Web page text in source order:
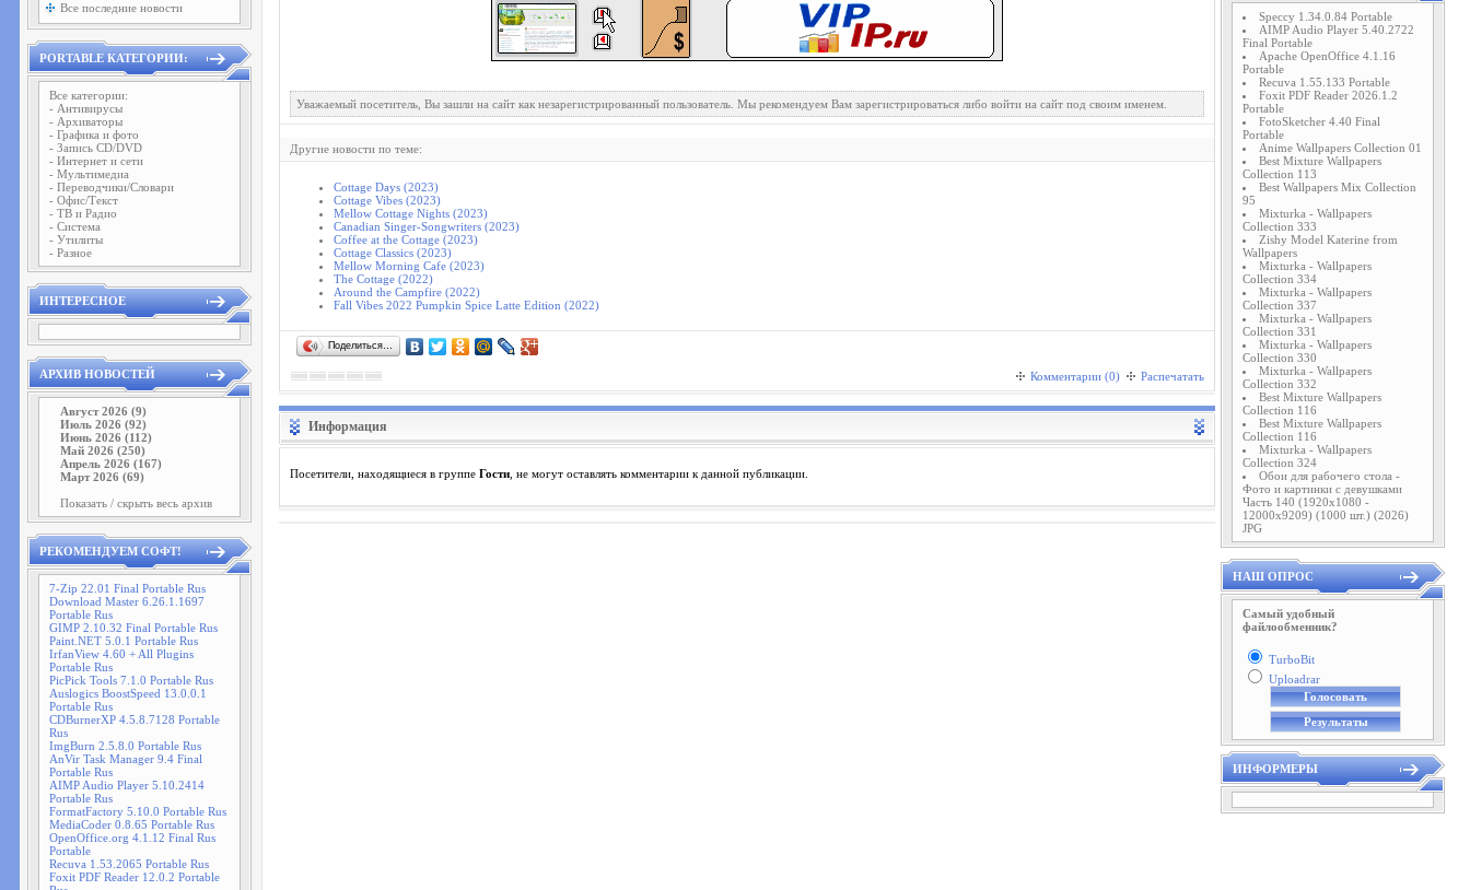
Все последние новости
PORTABLE КАТЕГОРИИ:
Все категории:
- Антивирусы
- Архиваторы
- Графика и фото
- Запись CD/DVD
- Интернет и сети
- Мультимедиа
- Переводчики/Словари
- Офис/Текст
- ТВ и Радио
- Система
- Утилиты
- Разное
ИНТЕРЕСНОЕ
АРХИВ НОВОСТЕЙ
Август 2026 (9)
Июль 2026 (92)
Июнь 2026 (112)
Май 2026 (250)
Апрель 2026 (167)
Март 2026 (69)
Показать / скрыть весь архив
РЕКОМЕНДУЕМ СОФТ!
7-Zip 22.01 Final Portable Rus
Download Master 6.26.1.1697
Portable Rus
GIMP 2.10.32 Final Portable Rus
Paint.NET 5.0.1 Portable Rus
IrfanView 4.60 + All Plugins
Portable Rus
PicPick Tools 7.1.0 Portable Rus
Auslogics BoostSpeed 13.0.0.1
Portable Rus
CDBurnerXP 4.5.8.7128 Portable
Rus
ImgBurn 2.5.8.0 Portable Rus
AnVir Task Manager 9.4 Final
Portable Rus
AIMP Audio Player 5.10.2414
Portable Rus
FormatFactory 5.10.0 Portable Rus
MediaCoder 0.8.65 Portable Rus
OpenOffice.org 4.1.12 Final Rus
Portable
Recuva 1.53.2065 Portable Rus
Foxit PDF Reader 12.0.2 Portable
Уважаемый посетитель, Вы зашли на сайт как незарегистрированный пользователь. Мы рекомендуем Вам зарегистрироваться либо войти на сайт под своим именем.
Другие новости по теме:
Cottage Days (2023)
Cottage Vibes (2023)
Mellow Cottage Nights (2023)
Canadian Singer-Songwriters (2023)
Coffee at the Cottage (2023)
Cottage Classics (2023)
Mellow Morning Cafe (2023)
The Cottage (2022)
Around the Campfire (2022)
Fall Vibes 2022 Pumpkin Spice Latte Edition (2022)
Поделиться…
Комментарии (0) Распечатать
Информация
Посетители, находящиеся в группе Гости , не могут оставлять комментарии к данной публикации.
Speccy 1.34.0.84 Portable
AIMP Audio Player 5.40.2722
Final Portable
Apache OpenOffice 4.1.16
Portable
Recuva 1.55.133 Portable
Foxit PDF Reader 2026.1.2
Portable
FotoSketcher 4.40 Final
Portable
Anime Wallpapers Collection 01
Best Mixture Wallpapers
Collection 113
Best Wallpapers Mix Collection
95
Mixturka - Wallpapers
Collection 333
Zishy Model Katerine from
Wallpapers
Mixturka - Wallpapers
Collection 334
Mixturka - Wallpapers
Collection 337
Mixturka - Wallpapers
Collection 331
Mixturka - Wallpapers
Collection 330
Mixturka - Wallpapers
Collection 332
Best Mixture Wallpapers
Collection 116
Best Mixture Wallpapers
Collection 116
Mixturka - Wallpapers
Collection 324
Обои для рабочего стола -
Фото и картинки с девушками
Часть 140 (1920x1080 -
12000x9209) (1000 шт.) (2026)
JPG
НАШ ОПРОС
Самый удобный
файлообменник?
TurboBit
Uploadrar
ИНФОРМЕРЫ